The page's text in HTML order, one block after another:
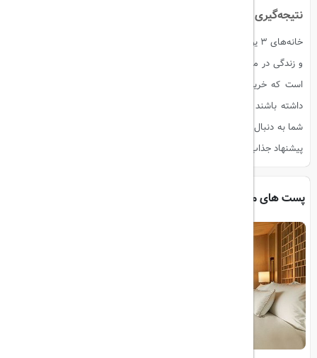
نتیجه‌گیری
خانه‌های ۳ یورویی در سیسیل یک فرصت طلایی برای عاشقان تاریخ، معماری
و زندگی در مناطق آرام و سنتی است. اما برای بهره‌برداری از این فرصت، لازم
است که خریداران از تعهدات و هزینه‌های مربوط به بازسازی آگاهی کامل
داشته باشند و توان مالی کافی برای انجام این پروژه‌ها را داشته باشند. اگر
شما به دنبال تجربه‌ای متفاوت و منحصر به فرد هستید، شاید سیسیل با این
پیشنهاد جذاب، مقصد بعدی شما باشد!
پست های مرتبط